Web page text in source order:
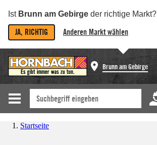
Ist Brunn am Gebirge der richtige Markt?
JA, RICHTIG Anderen Markt wählen
Brunn am Gebirge
Startseite